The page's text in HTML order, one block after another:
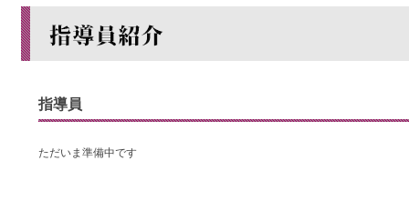
指導員
ただいま準備中です